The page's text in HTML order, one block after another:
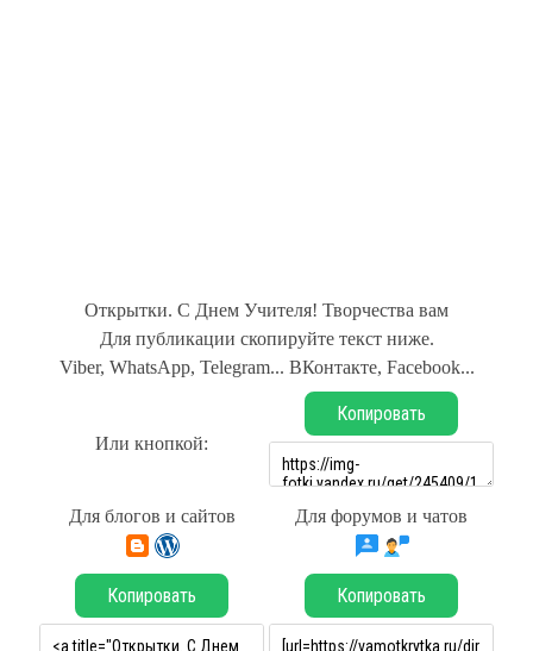
Открытки. С Днем Учителя! Творчества вам
Для публикации скопируйте текст ниже.
Viber, WhatsApp, Telegram... ВКонтакте, Facebook...
Или кнопкой:
Копировать
Для блогов и сайтов Для форумов и чатов
Копировать Копировать